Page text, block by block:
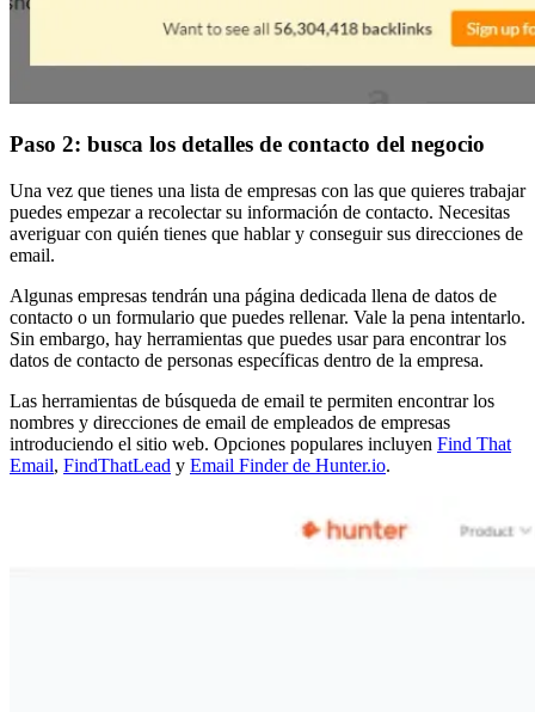
Paso 2: busca los detalles de contacto del negocio
Una vez que tienes una lista de empresas con las que quieres trabajar
puedes empezar a recolectar su información de contacto. Necesitas
averiguar con quién tienes que hablar y conseguir sus direcciones de
email.
Algunas empresas tendrán una página dedicada llena de datos de
contacto o un formulario que puedes rellenar. Vale la pena intentarlo.
Sin embargo, hay herramientas que puedes usar para encontrar los
datos de contacto de personas específicas dentro de la empresa.
Las herramientas de búsqueda de email te permiten encontrar los
nombres y direcciones de email de empleados de empresas
introduciendo el sitio web. Opciones populares incluyen Find That
Email, FindThatLead y Email Finder de Hunter.io.